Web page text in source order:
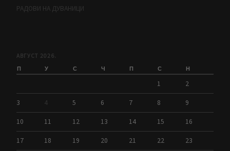
РАДОВИ НА ДУВАНИЦИ
АВГУСТ 2026.
П У С Ч П С Н
1 2
3 4 5 6 7 8 9
10 11 12 13 14 15 16
17 18 19 20 21 22 23